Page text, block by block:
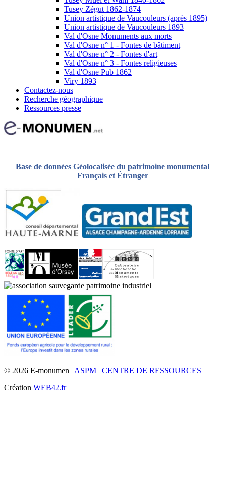
Tusey Zégut 1862-1874
Union artistique de Vaucouleurs (après 1895)
Union artistique de Vaucouleurs 1893
Val d'Osne Monuments aux morts
Val d'Osne n° 1 - Fontes de bâtiment
Val d'Osne n° 2 - Fontes d'art
Val d'Osne n° 3 - Fontes religieuses
Val d'Osne Pub 1862
Viry 1893
Contactez-nous
Recherche géographique
Ressources presse
Base de données Géolocalisée du patrimoine monumental
Français et Étranger
© 2026 E-monumen | ASPM | CENTRE DE RESSOURCES
Création WEB42.fr